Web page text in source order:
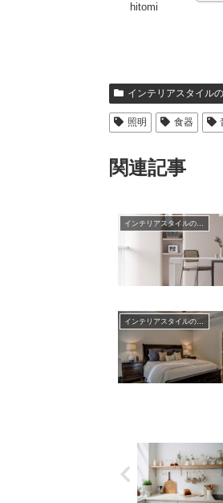
hitomi
インテリアスタイル
照明 食器
関連記事
インテリアスタイルのこと